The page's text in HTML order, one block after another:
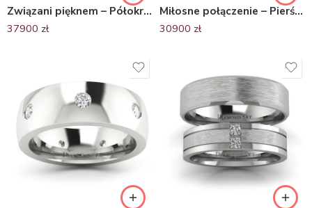
Związani pięknem – Półokrągłe obrączki ślubne z platyny brylantami
37900 zł
Miłosne połączenie – Pierścionek, obrączka z platyny z ornamentem z diamentami i szafirami
30900 zł